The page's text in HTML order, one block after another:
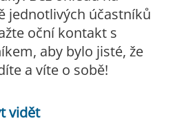
jednotlivých účastníků
oční kontakt s
aby bylo jisté, že
a víte o sobě!
vidět